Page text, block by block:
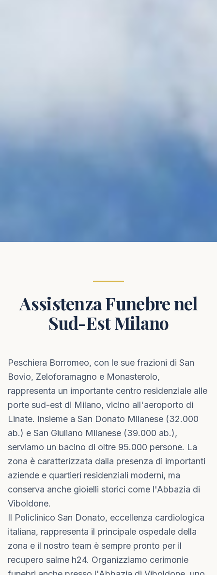
Assistenza Funebre nel
Sud-Est Milano
Peschiera Borromeo, con le sue frazioni di San
Bovio, Zeloforamagno e Monasterolo,
rappresenta un importante centro residenziale alle
porte sud-est di Milano, vicino all'aeroporto di
Linate. Insieme a San Donato Milanese (32.000
ab.) e San Giuliano Milanese (39.000 ab.),
serviamo un bacino di oltre 95.000 persone. La
zona è caratterizzata dalla presenza di importanti
aziende e quartieri residenziali moderni, ma
conserva anche gioielli storici come l'Abbazia di
Viboldone.
Il Policlinico San Donato, eccellenza cardiologica
italiana, rappresenta il principale ospedale della
zona e il nostro team è sempre pronto per il
recupero salme h24. Organizziamo cerimonie